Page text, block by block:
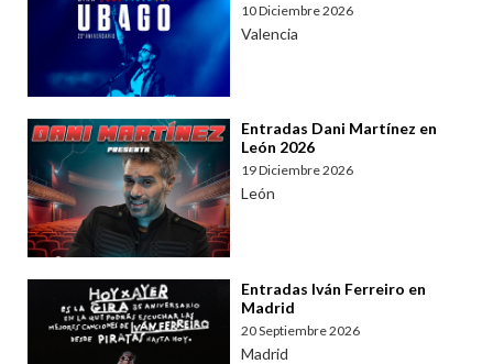
10 Diciembre 2026
Valencia
Entradas Dani Martínez en
León 2026
19 Diciembre 2026
León
Entradas Iván Ferreiro en
Madrid
20 Septiembre 2026
Madrid